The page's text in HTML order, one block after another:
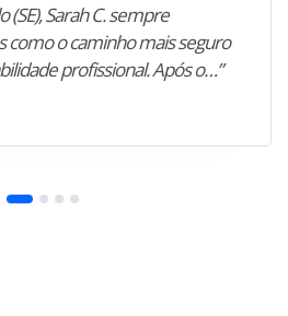
(SE), Sarah C. sempre
como o caminho mais seguro
profissional. Após o…”